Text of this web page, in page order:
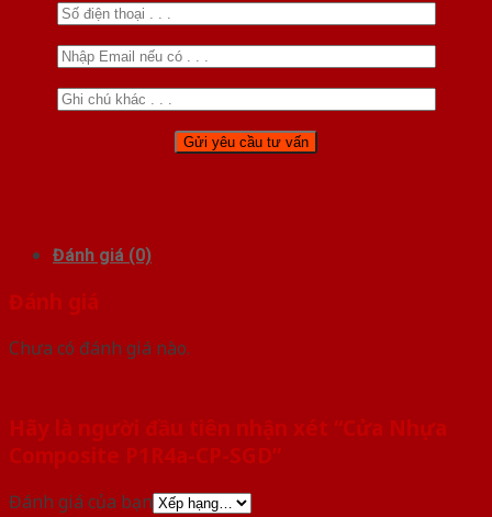
Đánh giá (0)
Đánh giá
Chưa có đánh giá nào.
Hãy là người đầu tiên nhận xét “Cửa Nhựa
Composite P1R4a-CP-SGD”
Đánh giá của bạn